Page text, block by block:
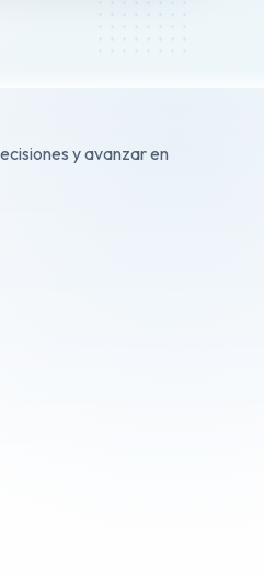
y avanzar en